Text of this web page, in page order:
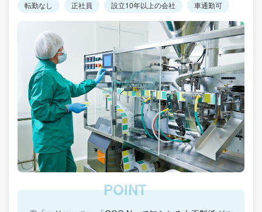
転勤なし
正社員 設立10年以上の会社 車通勤可